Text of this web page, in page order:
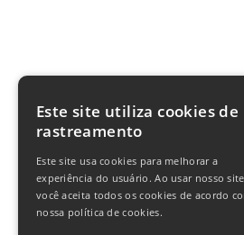
Este site utiliza cookies de
rastreamento
Este site usa cookies para melhorar a
experiência do usuário. Ao usar nosso
você aceita todos os cookies de acordo
nossa política de cookies.